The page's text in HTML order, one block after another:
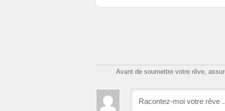
Avant de soumettre votre rêve,